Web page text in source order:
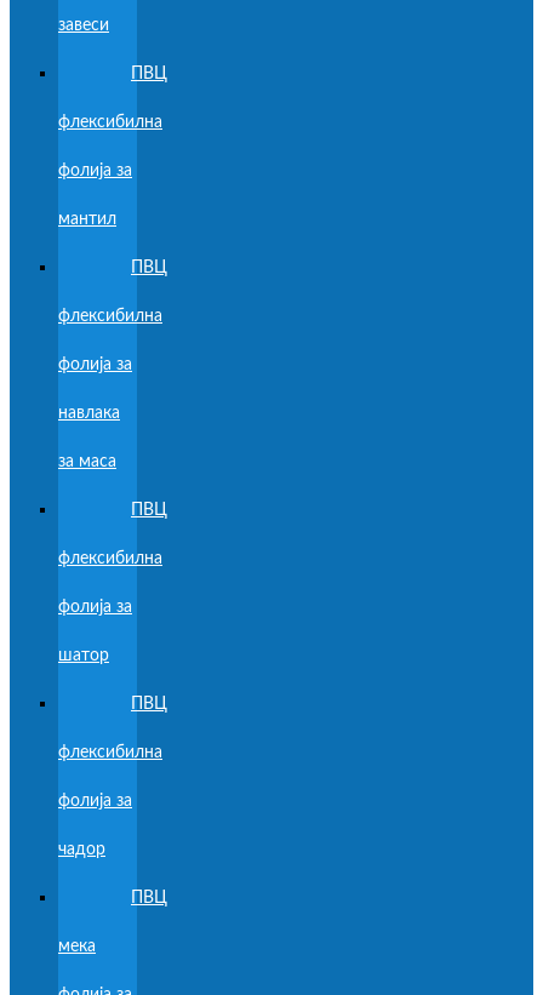
завеси
ПВЦ
флексибилна
фолија за
мантил
ПВЦ
флексибилна
фолија за
навлака
за маса
ПВЦ
флексибилна
фолија за
шатор
ПВЦ
флексибилна
фолија за
чадор
ПВЦ
мека